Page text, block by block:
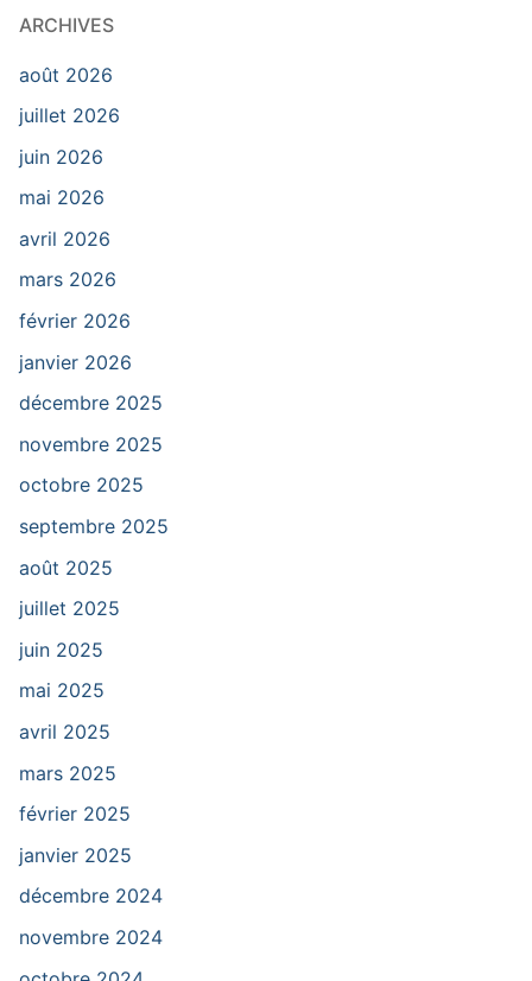
ARCHIVES
août 2026
juillet 2026
juin 2026
mai 2026
avril 2026
mars 2026
février 2026
janvier 2026
décembre 2025
novembre 2025
octobre 2025
septembre 2025
août 2025
juillet 2025
juin 2025
mai 2025
avril 2025
mars 2025
février 2025
janvier 2025
décembre 2024
novembre 2024